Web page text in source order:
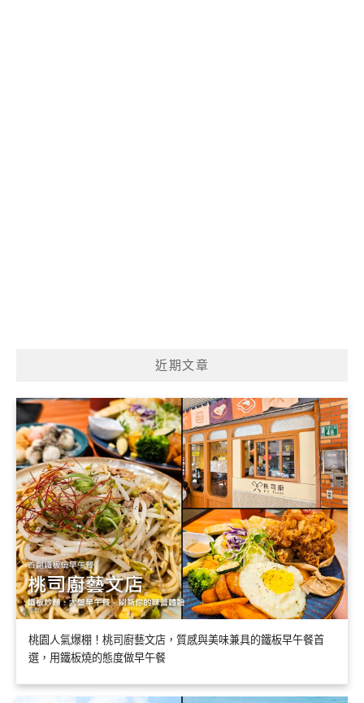
近期文章
桃園人氣爆棚！桃司廚藝文店，質感與美味兼具的鐵板早午餐首
選，用鐵板燒的態度做早午餐